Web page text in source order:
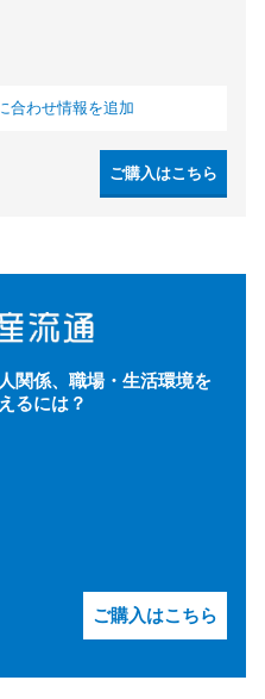
合わせ情報を追加
ご購入はこちら
関係、職場・生活環境を
るには？
ご購入はこちら